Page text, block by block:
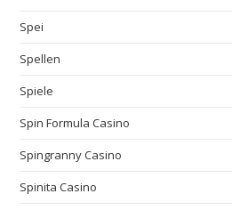
Spei
Spellen
Spiele
Spin Formula Casino
Spingranny Casino
Spinita Casino